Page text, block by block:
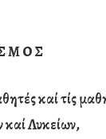
Μ Ο Σ
καί τίς
καί Λυκείων,